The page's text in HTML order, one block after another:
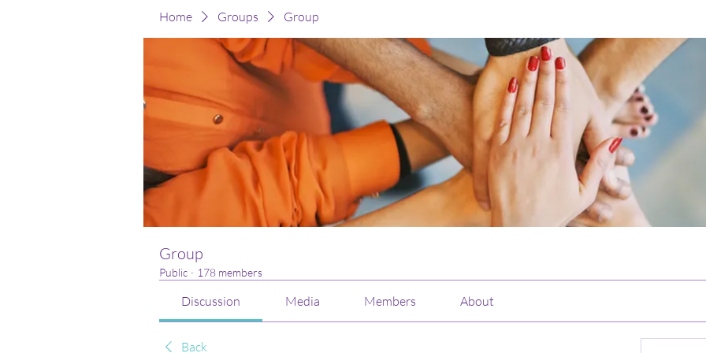
Home Groups Group
Group
Public · 178 members
Discussion Media Members About
Back